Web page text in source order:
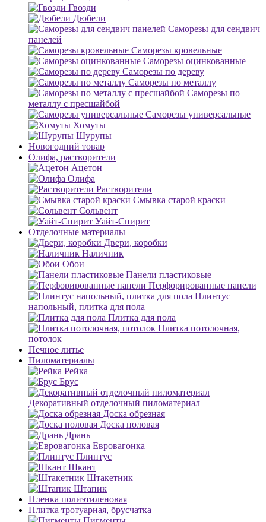
Гвозди
Дюбели
Саморезы для сендвич
панелей
Саморезы кровельные
Саморезы оцинкованные
Саморезы по дереву
Саморезы по металлу
Саморезы по
металлу с пресшайбой
Саморезы универсальные
Хомуты
Шурупы
Новогодний товар
Олифа, растворители
Ацетон
Олифа
Растворители
Смывка старой краски
Сольвент
Уайт-Спирит
Отделочные материалы
Двери, коробки
Наличник
Обои
Панели пластиковые
Перфорированные панели
Плинтус
напольный, плитка для пола
Плитка для пола
Плитка потолочная,
потолок
Печное литье
Пиломатериалы
Рейка
Брус
Декоративный отделочный пиломатериал
Доска обрезная
Доска половая
Дрань
Евровагонка
Плинтус
Шкант
Штакетник
Штапик
Пленка полиэтиленовая
Плитка тротуарная, брусчатка